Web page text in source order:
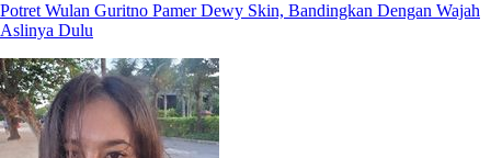
Potret Wulan Guritno Pamer Dewy Skin, Bandingkan Dengan Wajah
Aslinya Dulu